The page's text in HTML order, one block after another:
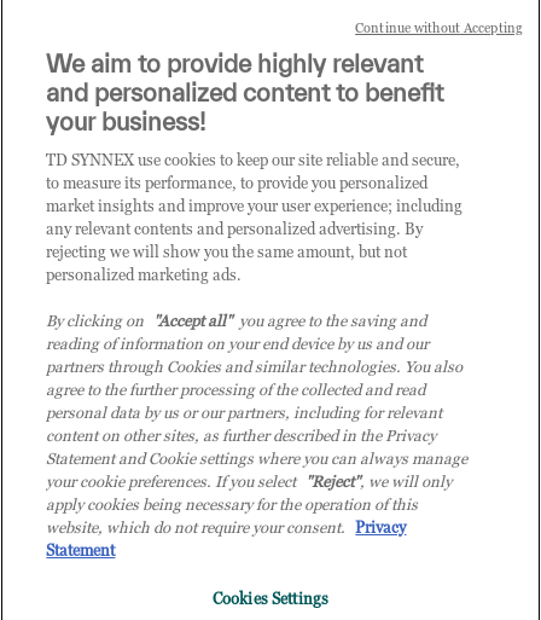
Sei un rivenditore di tecnologia e desideri acquistare
i prodotti o le soluzioni trattate sul blog?
CLICCA QUI E DIVENTA
CLIENTE TD SYNNEX
© 2026 TD SYNNEX Italy S.r.l. - Sede legale: via Luigi Russolo 9, 20138 Milano
(MI) - Numero di iscrizione al Registro delle Imprese di Milano e Codice Fiscale:
07092780159 - P.IVA: 07092780159 - Eur 12.569.000,00 i.v - TD SYNNEX e TD
in altri Paesi. Società a socio unico soggetta all’attività di direzione e coordinamento
We aim to provide highly relevant
and personalized content to benefit
your business!
TD SYNNEX use cookies to keep our site reliable and secure,
to measure its performance, to provide you personalized
market insights and improve your user experience; including
any relevant contents and personalized advertising. By
rejecting we will show you the same amount, but not
personalized marketing ads.
By clicking on "Accept all"you agree to the saving and
reading of information on your end device by us and our
partners through Cookies and similar technologies. You also
agree to the further processing of the collected and read
personal data by us or our partners, including for relevant
content on other sites, as further described in the Privacy
Statement and Cookie settings where you can always manage
your cookie preferences. If you select "Reject", we will only
apply cookies being necessary for the operation of this
website, which do not require your consent. Privacy
Statement
Cookies Settings
Continue without Accepting